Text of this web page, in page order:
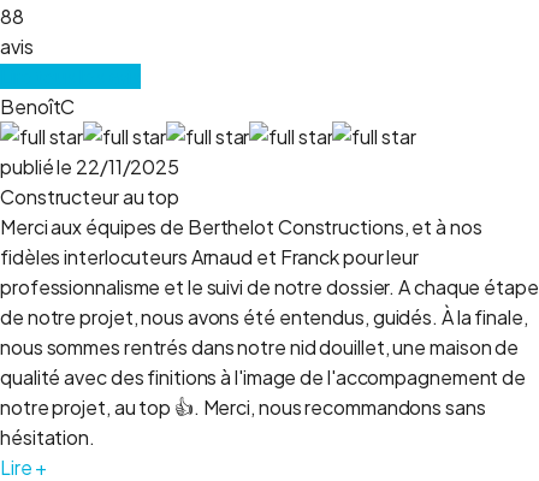
88
avis
BenoîtC
publié le 22/11/2025
Constructeur au top
Merci aux équipes de Berthelot Constructions, et à nos
fidèles interlocuteurs Arnaud et Franck pour leur
professionnalisme et le suivi de notre dossier. A chaque étape
de notre projet, nous avons été entendus, guidés. À la finale,
nous sommes rentrés dans notre nid douillet, une maison de
qualité avec des finitions à l'image de l'accompagnement de
notre projet, au top 👍. Merci, nous recommandons sans
hésitation.
Lire +